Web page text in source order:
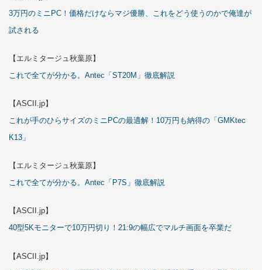
3万円のミニPC！価格だけならマジ優勝、これをどう使うのかで俺達が
試される
【エルミタージュ秋葉原】
これで全てが分かる。Antec「ST20M」徹底解説
【ASCII.jp】
これが手のひらサイズのミニPCの最適解！10万円も納得の「GMKtec
K13」
【エルミタージュ秋葉原】
これで全てが分かる。Antec「P7S」徹底解説
【ASCII.jp】
40型5Kモニターで10万円切り！21:9の幅広でマルチ画面を卒業だ
【ASCII.jp】